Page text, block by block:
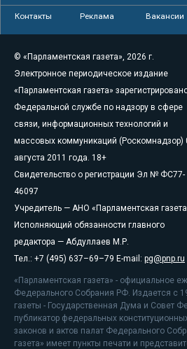
Контакты Реклама Вакансии
© «Парламентская газета», 2026 г.
Электронное периодическое издание
«Парламентская газета»
Федеральной службе по надзору в сфере
связи, информационных технологий и
массовых коммуникаций (Роскомнадзор)
августа 2011 года. 18+
Свидетельство о регистрации Эл № ФС77-
46097
Учредитель — АНО «Парламентская
Исполняющий обязанности главного
редактора — Абдуллаев М.Р.
Тел.: +7 (495) 637–69–79 E-mail: pg@pnp.ru
«Парламентская газета» - официальное
Федерального Собрания РФ. Издается с
газеты - Государственная Дума и Совет
публикатор федеральных
законов и актов палат Федерального
газета» имеет пункты печати и